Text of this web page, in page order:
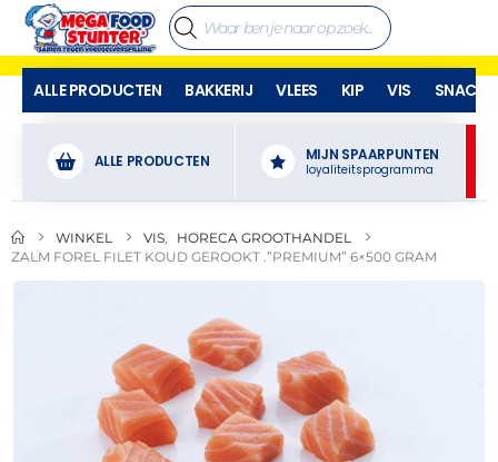
ALLE PRODUCTEN BAKKERIJ VLEES KIP VIS SNACKS
ALLE PRODUCTEN MIJN SPAARPUNTEN
loyaliteitsprogramma
WINKEL VIS
HORECA GROOTHANDEL
ZALM FOREL FILET KOUD GEROOKT .”PREMIUM” 6×500 GRAM